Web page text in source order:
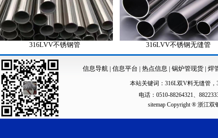
316LVV不锈钢管 316LVV不锈钢无缝管
信息导航| 信息平台 | 热点信息 | 锅炉管现货 | 焊
本站关键词： 316L双V料无缝管 ，
电话：0510-88264321、
sitemapCopyright ® 浙江双